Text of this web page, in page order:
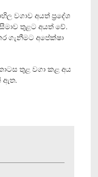
වගාව අයත් ප්‍රදේශ
තුළට අයත් වේ.
ගැනීමට අපේක්ෂා
තුළ වගා කළ අය
ඇත.